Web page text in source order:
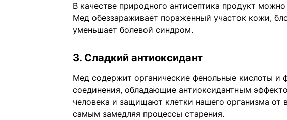
В качестве природного антисептика продукт
Мед обеззараживает пораженный участок кожи,
уменьшает болевой синдром.
3. Сладкий антиоксидант
Мед содержит органические фенольные кислоты и
соединения, обладающие антиоксидантным
человека и защищают клетки нашего организма от
самым замедляя процессы старения.